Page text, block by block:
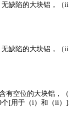
缺陷的大块铝，（
缺陷的大块铝，（
有空位的大块铝，
[用于（i）和（ii